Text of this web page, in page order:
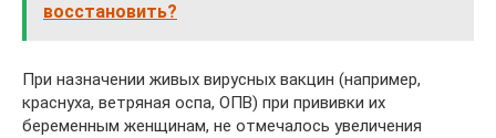
восстановить?
При назначении живых вирусных вакцин (например,
краснуха, ветряная оспа, ОПВ) при прививки их
беременным женщинам, не отмечалось увеличения